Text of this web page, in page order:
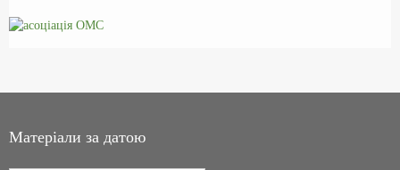
Матеріали за датою